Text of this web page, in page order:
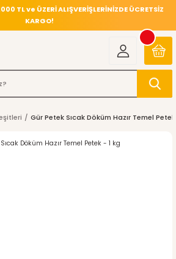
TL ve ÜZERİ ALIŞVERİŞLERİNİZDE ÜCRETSİZ
KARGO!
Gür Petek Sıcak Döküm Hazır Temel